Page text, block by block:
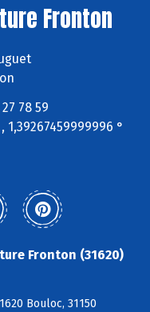
Fronton
78 59
1,39267459999996 °
Fronton (31620)
Bouloc, 31150